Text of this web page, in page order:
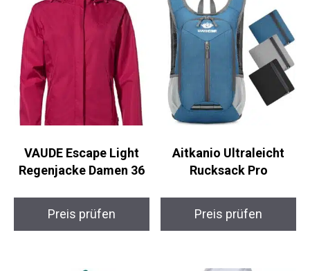
Ähnliche Produkte
VAUDE Escape Light
Regenjacke Damen 36
Aitkanio Ultraleicht
Rucksack Pro